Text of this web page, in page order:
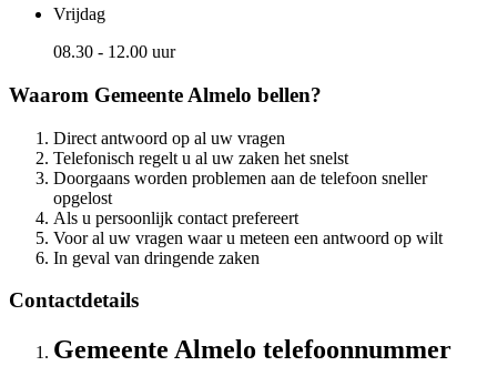
Vrijdag
08.30 - 12.00 uur
Waarom Gemeente Almelo bellen?
Direct antwoord op al uw vragen
Telefonisch regelt u al uw zaken het snelst
Doorgaans worden problemen aan de telefoon sneller
opgelost
Als u persoonlijk contact prefereert
Voor al uw vragen waar u meteen een antwoord op wilt
In geval van dringende zaken
Contactdetails
Gemeente Almelo telefoonnummer